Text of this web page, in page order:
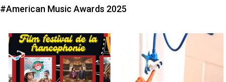
#American Music Awards 2025